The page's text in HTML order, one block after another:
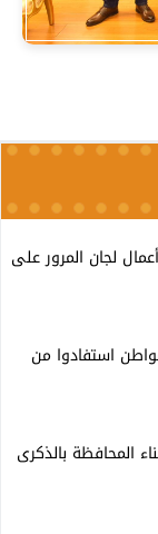
لجان المرور على
الدقهلية: 1596 مواطن استفادوا من
المحافظة بالذكرى